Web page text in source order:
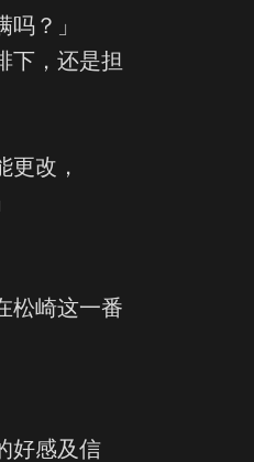
？」
下，还是担
改，
松崎这一番
好感及信